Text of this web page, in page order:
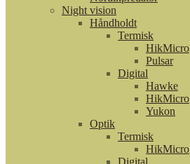
Night vision
Håndholdt
Termisk
HikMicro
Pulsar
Digital
Hawke
HikMicro
Yukon
Optik
Termisk
HikMicro
Digital